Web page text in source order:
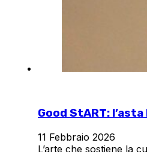
Good StART:
11 Febbraio 2026
L’arte che sostiene la